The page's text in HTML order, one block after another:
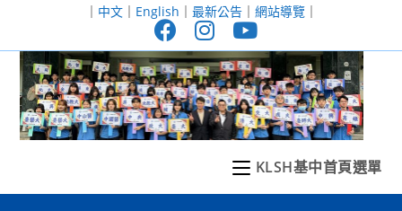
至
｜ 中文｜ English ｜ 最新公告｜ 網站導覽｜
KLSH基中首頁選單